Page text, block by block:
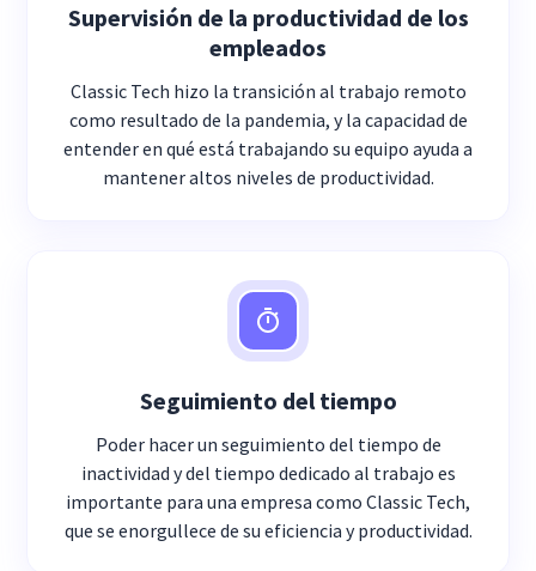
Supervisión de la productividad de los
empleados
Classic Tech hizo la transición al trabajo remoto
como resultado de la pandemia, y la capacidad de
entender en qué está trabajando su equipo ayuda a
mantener altos niveles de productividad.
Seguimiento del tiempo
Poder hacer un seguimiento del tiempo de
inactividad y del tiempo dedicado al trabajo es
importante para una empresa como Classic Tech,
que se enorgullece de su eficiencia y productividad.